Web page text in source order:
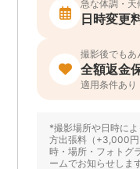
急な体調・天
日時変更
撮影後でもあ
全額返金
適用条件あり
*撮影場所や日時に
方出張料（+3,000円
時・場所・フォトグ
ームでお知らせします